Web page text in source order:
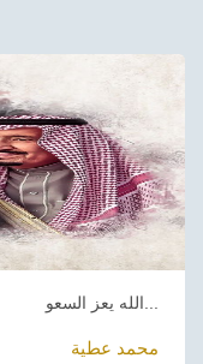
Sudani tones
محمد عطية